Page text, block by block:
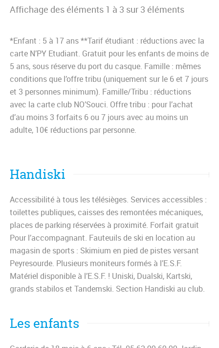
Affichage des éléments 1 à 3 sur 3 éléments
*Enfant : 5 à 17 ans **Tarif étudiant : réductions avec la
carte N’PY Etudiant. Gratuit pour les enfants de moins de
5 ans, sous réserve du port du casque. Famille : mêmes
conditions que l’offre tribu (uniquement sur le 6 et 7 jours
et 3 personnes minimum). Famille/Tribu : réductions
avec la carte club NO’Souci. Offre tribu : pour l’achat
d’au moins 3 forfaits 6 ou 7 jours avec au moins un
adulte, 10€ réductions par personne.
Handiski
Accessibilité à tous les télésièges. Services accessibles :
toilettes publiques, caisses des remontées mécaniques,
places de parking réservées à proximité. Forfait gratuit
Pour l’accompagnant. Fauteuils de ski en location au
magasin de sports : Skimium en pied de pistes versant
Peyresourde. Plusieurs moniteurs formés à l’E.S.F.
Matériel disponible à l’E.S.F. ! Uniski, Dualski, Kartski,
grands stabilos et Tandemski. Section Handiski au club.
Les enfants